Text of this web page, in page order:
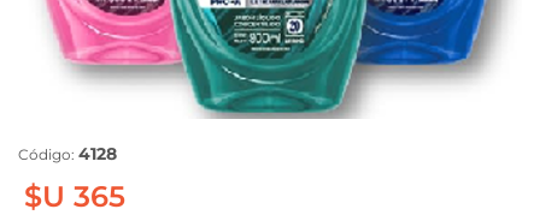
Código: 4128
$U 365